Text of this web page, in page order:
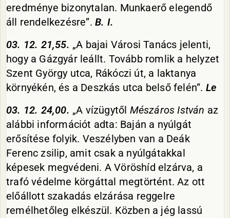
eredménye bizonytalan. Munkaerő elegendő
áll rendelkezésre”. B. I.
03. 12. 21,55. „A bajai Városi Tanács jelenti,
hogy a Gázgyár leállt. Tovább romlik a helyzet
Szent György utca, Rákóczi út, a laktanya
környékén, és a Deszkás utca belső felén”. Le
03. 12. 24,00. „A vízügytől Mészáros István az
alábbi információt adta: Baján a nyúlgát
erősítése folyik. Veszélyben van a Deák
Ferenc zsilip, amit csak a nyúlgátakkal
képesek megvédeni. A Vöröshíd elzárva, a
trafó védelme körgáttal megtörtént. Az ott
előállott szakadás elzárása reggelre
remélhetőleg elkészül. Közben a jég lassú